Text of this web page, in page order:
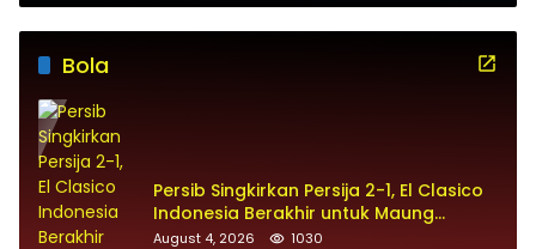
Bola
Persib Singkirkan Persija 2-1, El Clasico
Indonesia Berakhir untuk Maung
Bandung
August 4, 2026 1030